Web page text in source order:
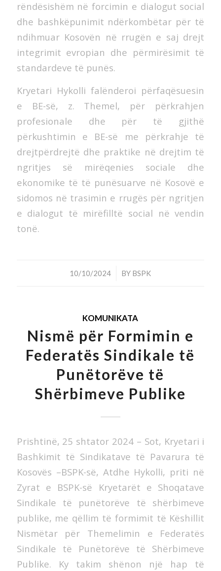
rëndësishëm në forcimin e dialogut social
dhe bashkëpunimit ndërkombëtar për të
ndihmuar Kosovën në rrugën e saj drejt
integrimit evropian dhe përmirësimit të
standardeve të punës.
Kryetari Hykolli falënderoi përfaqësuesin
e BE-së, z. Themel, për përkrahjen
profesionale dhe për të gjithë
përkushtimin e BE-së me përkrahje të
drejtpërdrejtë dhe praktike në drejtim të
ngritjes së mirëqenies sociale dhe
ekonomike të të punësuarve në Kosovë e
sidomos në trasimin e rrugës për ngritjen
e dialogut të mirëfilltë social në vendin
tonë.
10/10/2024
/ BY BSPK
KOMUNIKATA
Nismë për Formimin e
Federatës Sindikale të
Punëtorëve të
Shërbimeve Publike
Prishtinë, 25 shtator 2024 – Sot, Kryetari i
Bashkimit të Sindikatave të Pavarura të
Kosovës –BSPK-së, Atdhe Hykolli, priti në
Zyrat e BSPK-së Kryetarët e Shoqatave
Sindikale të punëtorëve të shërbimeve
publike, me qëllim të formimit të Këshillit
Nismëtar për Themelimin e Federatës
Sindikale të Punëtorëve të Shërbimeve
Publike. Ky takim shënon një hap të